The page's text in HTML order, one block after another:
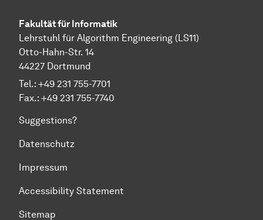
Fakultät für Informatik
Lehrstuhl für Algorithm Engineering (LS11)
Otto-Hahn-Str. 14
44227 Dortmund
Tel.: +49 231 755-7701
Fax.: +49 231 755-7740
Suggestions?
Datenschutz
Impressum
Accessibility Statement
Sitemap